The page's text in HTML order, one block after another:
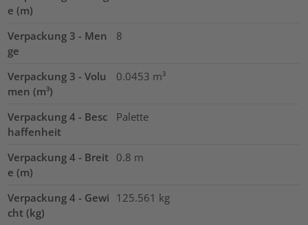
e (m)
Verpackung 3 - Men
ge
8
Verpackung 3 - Volu
men (m³)
0.0453 m³
Verpackung 4 - Besc
haffenheit
Palette
Verpackung 4 - Breit
e (m)
0.8 m
Verpackung 4 - Gewi
cht (kg)
125.561 kg